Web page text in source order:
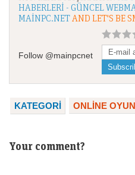
HABERLERI - GÜNCEL
MAINPC.NETAND LET'S BE
Follow @mainpcnet
KATEGORI ONLINE
Your comment?